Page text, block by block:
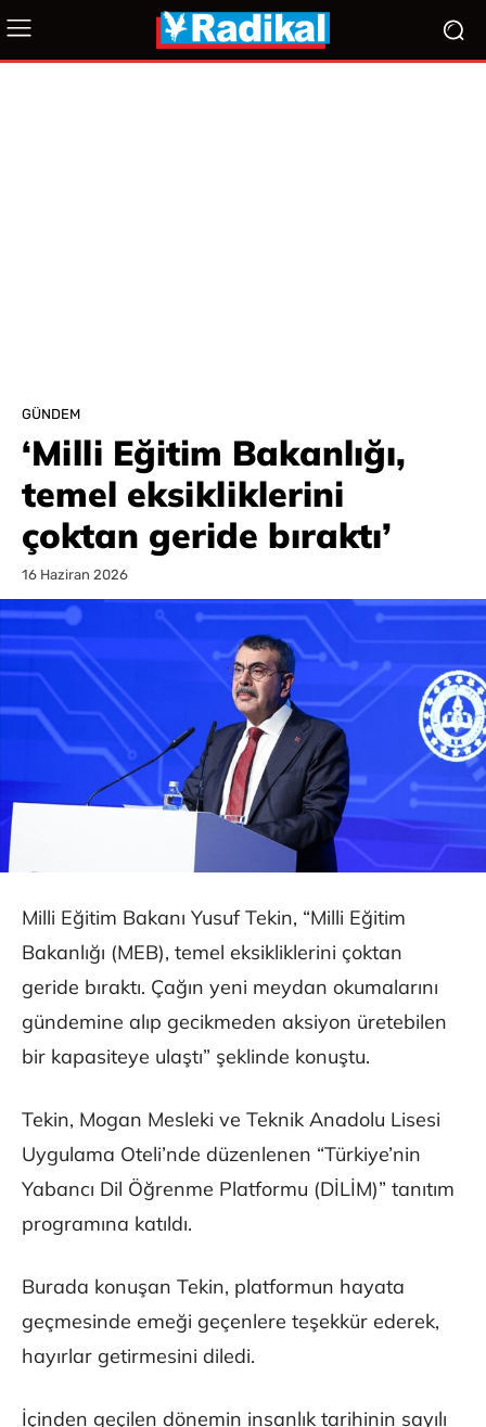
GÜNDEM
‘Milli Eğitim Bakanlığı,
temel eksikliklerini
çoktan geride bıraktı’
16 Haziran 2026
Milli Eğitim Bakanı Yusuf Tekin, “Milli Eğitim
Bakanlığı (MEB), temel eksikliklerini çoktan
geride bıraktı. Çağın yeni meydan okumalarını
gündemine alıp gecikmeden aksiyon üretebilen
bir kapasiteye ulaştı” şeklinde konuştu.
Tekin, Mogan Mesleki ve Teknik Anadolu Lisesi
Uygulama Oteli’nde düzenlenen “Türkiye’nin
Yabancı Dil Öğrenme Platformu (DİLİM)” tanıtım
programına katıldı.
Burada konuşan Tekin, platformun hayata
geçmesinde emeği geçenlere teşekkür ederek,
hayırlar getirmesini diledi.
İçinden geçilen dönemin insanlık tarihinin sayılı